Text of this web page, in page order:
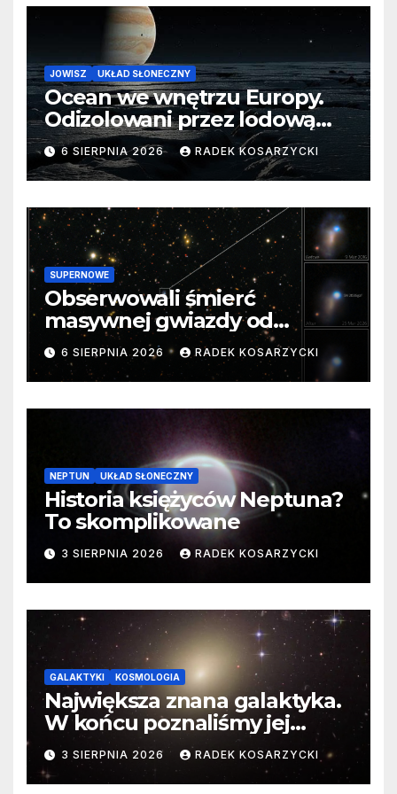
JOWISZ UKŁAD SŁONECZNY
Ocean we wnętrzu Europy.
Odizolowani przez lodową
barierę
6 SIERPNIA 2026 RADEK KOSARZYCKI
SUPERNOWE
Obserwowali śmierć
masywnej gwiazdy od
samego początku. Niezwykle
cenne dane
6 SIERPNIA 2026 RADEK KOSARZYCKI
NEPTUN UKŁAD SŁONECZNY
Historia księżyców Neptuna?
To skomplikowane
3 SIERPNIA 2026 RADEK KOSARZYCKI
GALAKTYKI KOSMOLOGIA
Największa znana galaktyka.
W końcu poznaliśmy jej
faktyczne wymiary
3 SIERPNIA 2026 RADEK KOSARZYCKI